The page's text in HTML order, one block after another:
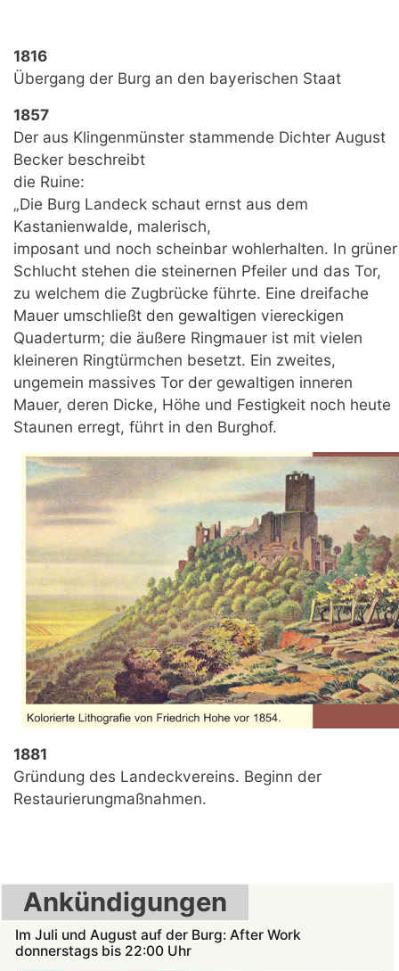
1816
Übergang der Burg an den bayerischen Staat
1857
Der aus Klingenmünster stammende Dichter August
Becker beschreibt
die Ruine:
„Die Burg Landeck schaut ernst aus dem
Kastanienwalde, malerisch,
imposant und noch scheinbar wohlerhalten. In grüner
Schlucht stehen die steinernen Pfeiler und das Tor,
zu welchem die Zugbrücke führte. Eine dreifache
Mauer umschließt den gewaltigen viereckigen
Quaderturm; die äußere Ringmauer ist mit vielen
kleineren Ringtürmchen besetzt. Ein zweites,
ungemein massives Tor der gewaltigen inneren
Mauer, deren Dicke, Höhe und Festigkeit noch heute
Staunen erregt, führt in den Burghof.
1881
Gründung des Landeckvereins. Beginn der
Restaurierungmaßnahmen.
Ankündigungen
Im Juli und August auf der Burg: After Work
donnerstags bis 22:00 Uhr